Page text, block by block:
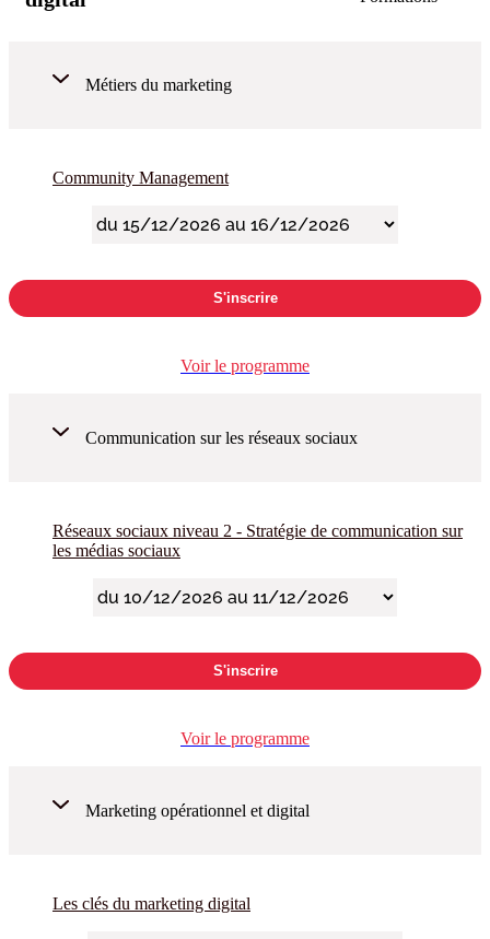
Métiers du marketing
Community Management
S'inscrire
Voir le programme
Communication sur les réseaux sociaux
Réseaux sociaux niveau 2 - Stratégie de communication sur
les médias sociaux
S'inscrire
Voir le programme
Marketing opérationnel et digital
Les clés du marketing digital